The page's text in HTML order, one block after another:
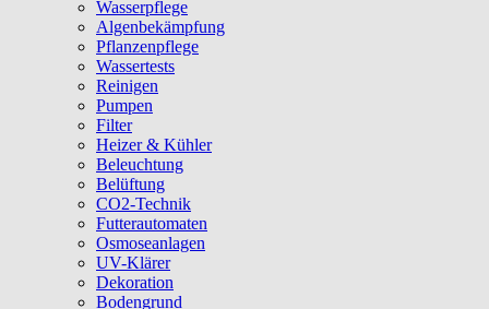
Wasserpflege
Algenbekämpfung
Pflanzenpflege
Wassertests
Reinigen
Pumpen
Filter
Heizer & Kühler
Beleuchtung
Belüftung
CO2-Technik
Futterautomaten
Osmoseanlagen
UV-Klärer
Dekoration
Bodengrund